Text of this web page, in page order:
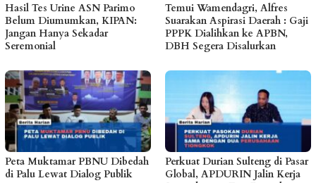
Hasil Tes Urine ASN Parimo
Belum Diumumkan, KIPAN:
Jangan Hanya Sekadar
Seremonial
Temui Wamendagri, Alfres
Suarakan Aspirasi Daerah : Gaji
PPPK Dialihkan ke APBN,
DBH Segera Disalurkan
Peta Muktamar PBNU Dibedah
di Palu Lewat Dialog Publik
Perkuat Durian Sulteng di Pasar
Global, APDURIN Jalin Kerja